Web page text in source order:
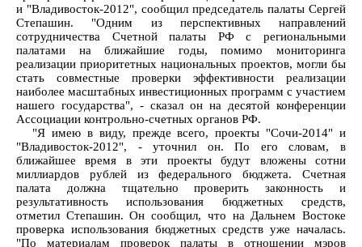
и "Владивосток-2012", сообщил председатель палаты Сергей
Степашин. "Одним из перспективных направлений
сотрудничества Счетной палаты РФ с региональными
палатами на ближайшие годы, помимо мониторинга
реализации приоритетных национальных проектов, могли бы
стать совместные проверки эффективности реализации
наиболее масштабных инвестиционных программ с участием
нашего государства", - сказал он на десятой конференции
Ассоциации контрольно-счетных органов РФ.
"Я имею в виду, прежде всего, проекты "Сочи-2014" и
"Владивосток-2012", - уточнил он. По его словам, в
ближайшее время в эти проекты будут вложены сотни
миллиардов рублей из федерального бюджета. Счетная
палата должна тщательно проверить законность и
результативность использования бюджетных средств,
отметил Степашин. Он сообщил, что на Дальнем Востоке
проверка использования бюджетных средств уже началась.
"По материалам проверок палаты в отношении мэров